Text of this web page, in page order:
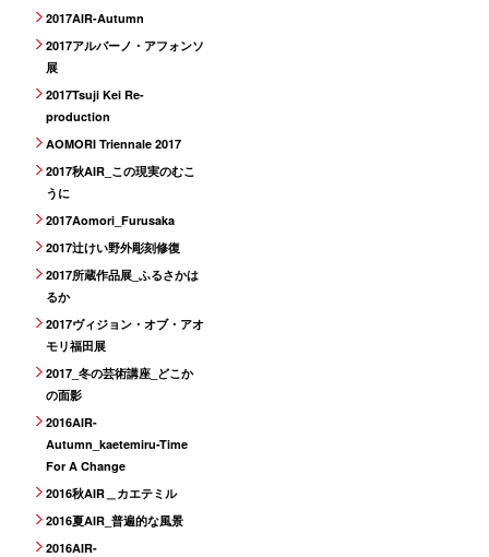
2017AIR-Autumn
2017アルバーノ・アフォンソ
展
2017Tsuji Kei Re-
production
AOMORI Triennale 2017
2017秋AIR_この現実のむこ
うに
2017Aomori_Furusaka
2017辻けい野外彫刻修復
2017所蔵作品展_ふるさかは
るか
2017ヴィジョン・オブ・アオ
モリ福田展
2017_冬の芸術講座_どこか
の面影
2016AIR-
Autumn_kaetemiru-Time
For A Change
2016秋AIR＿カエテミル
2016夏AIR_普遍的な風景
2016AIR-